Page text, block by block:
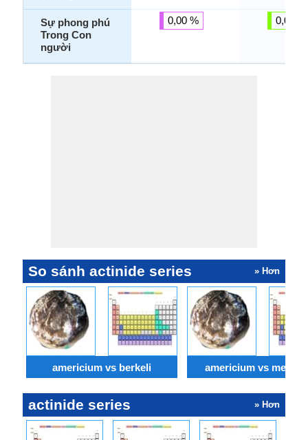
Sự phong phú
Trong Con
người
0,00 % 0,00 %
So sánh actinide series » Hơn
americium vs berkeli americium vs
actinide series » Hơn